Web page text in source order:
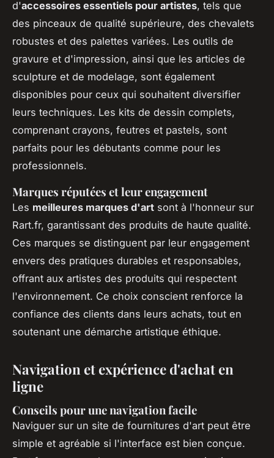
d'accessoires essentiels pour artistes, tels que
des pinceaux de qualité supérieure, des chevalets
robustes et des palettes variées. Les outils de
gravure et d'impression, ainsi que les articles de
sculpture et de modelage, sont également
disponibles pour ceux qui souhaitent diversifier
leurs techniques. Les kits de dessin complets,
comprenant crayons, feutres et pastels, sont
parfaits pour les débutants comme pour les
professionnels.
Marques réputées et leur engagement
Les meilleures marques d'art sont à l'honneur sur
Rart.fr, garantissant des produits de haute qualité.
Ces marques se distinguent par leur engagement
envers des pratiques durables et responsables,
offrant aux artistes des produits qui respectent
l'environnement. Ce choix conscient renforce la
confiance des clients dans leurs achats, tout en
soutenant une démarche artistique éthique.
Navigation et expérience d'achat en
ligne
Conseils pour une navigation facile
Naviguer sur un site de fournitures d'art peut être
simple et agréable si l'interface est bien conçue.